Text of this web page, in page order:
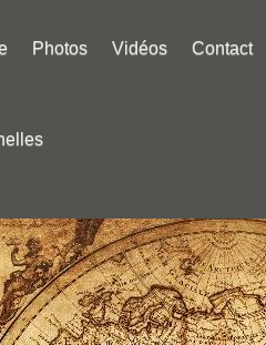
Photos Vidéos Contact